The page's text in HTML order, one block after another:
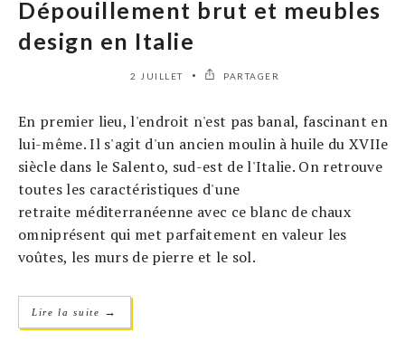
Dépouillement brut et meubles
design en Italie
2 JUILLET PARTAGER
En premier lieu, l'endroit n'est pas banal, fascinant en
lui-même. Il s'agit d'un ancien moulin à huile du XVIIe
siècle dans le Salento, sud-est de l'Italie. On retrouve
toutes les caractéristiques d'une
retraite méditerranéenne avec ce blanc de chaux
omniprésent qui met parfaitement en valeur les
voûtes, les murs de pierre et le sol.
Lire la suite →